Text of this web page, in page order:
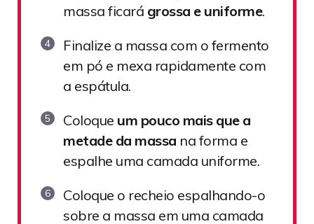
massa ficará grossa e uniforme.
Finalize a massa com o fermento
em pó e mexa rapidamente com
a espátula.
Coloque um pouco mais que a
metade da massa na forma e
espalhe uma camada uniforme.
Coloque o recheio espalhando-o
sobre a massa em uma camada